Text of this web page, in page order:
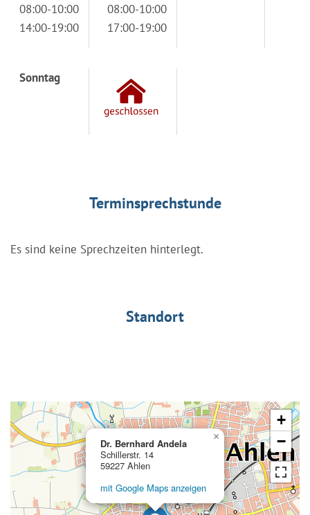
08:00-10:00
14:00-19:00
08:00-10:00
17:00-19:00
Sonntag
Terminsprechstunde
Es sind keine Sprechzeiten hinterlegt.
Standort
Dr. Bernhard Andela
Schillerstr. 14
59227 Ahlen
mit Google Maps anzeigen
×
+
−